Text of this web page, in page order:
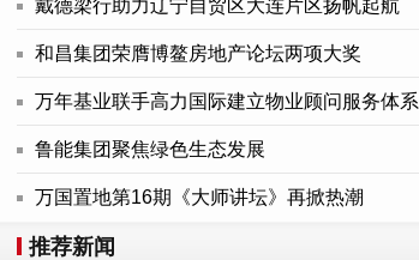
戴德梁行助力辽宁自贸区大连片区扬帆起航
和昌集团荣膺博鳌房地产论坛两项大奖
万年基业联手高力国际建立物业顾问服务体系
鲁能集团聚焦绿色生态发展
万国置地第16期《大师讲坛》再掀热潮
推荐新闻